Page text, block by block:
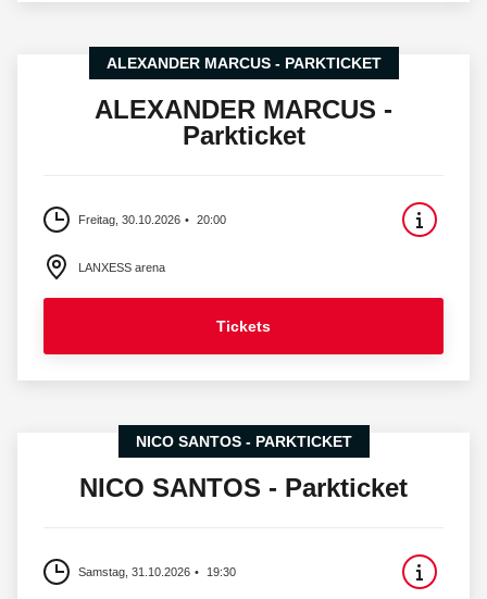
ALEXANDER MARCUS - PARKTICKET
ALEXANDER MARCUS -
Parkticket
Freitag, 30.10.2026 20:00
LANXESS arena
Tickets
NICO SANTOS - PARKTICKET
NICO SANTOS - Parkticket
Samstag, 31.10.2026 19:30